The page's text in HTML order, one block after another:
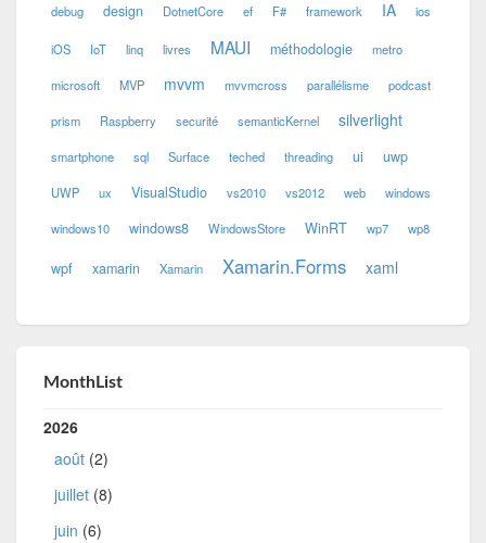
debug design DotnetCore ef F# framework IA ios
iOS IoT linq livres MAUI méthodologie metro
microsoft MVP mvvm mvvmcross parallélisme podcast
prism Raspberry securité semanticKernel silverlight
smartphone sql Surface teched threading ui uwp
UWP ux VisualStudio vs2010 vs2012 web windows
windows10 windows8 WindowsStore WinRT wp7 wp8
wpf xamarin Xamarin Xamarin.Forms xaml
MonthList
2026
août (2)
juillet (8)
juin (6)